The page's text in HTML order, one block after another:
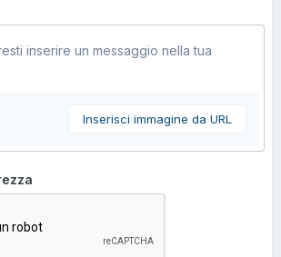
inserire un messaggio nella tua
Inserisci immagine da URL